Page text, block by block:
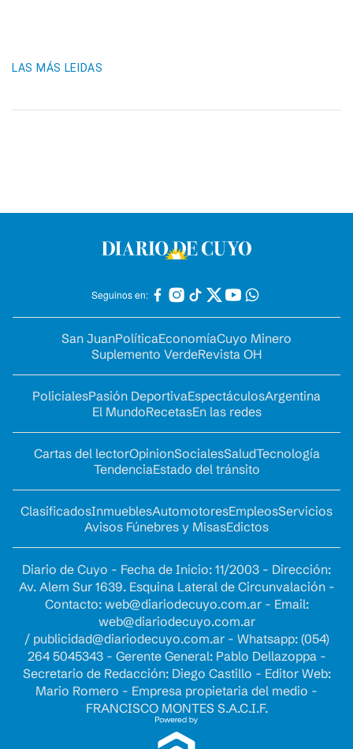
LAS MÁS LEIDAS
Seguinos en:
San JuanPolíticaEconomíaCuyo Minero
Suplemento VerdeRevista OH
PolicialesPasión DeportivaEspectáculosArgentina
El MundoRecetasEn las redes
Cartas del lectorOpinionSocialesSaludTecnología
TendenciaEstado del tránsito
ClasificadosInmueblesAutomotoresEmpleosServicios
Avisos Fúnebres y MisasEdictos
Diario de Cuyo - Fecha de Inicio: 11/2003 - Dirección:
Av. Alem Sur 1639. Esquina Lateral de Circunvalación -
Contacto: web@diariodecuyo.com.ar- Email:
web@diariodecuyo.com.ar
/ publicidad@diariodecuyo.com.ar- Whatsapp: (054)
264 5045343 - Gerente General: Pablo Dellazoppa -
Secretario de Redacción: Diego Castillo - Editor Web:
Mario Romero - Empresa propietaria del medio -
FRANCISCO MONTES S.A.C.I.F.